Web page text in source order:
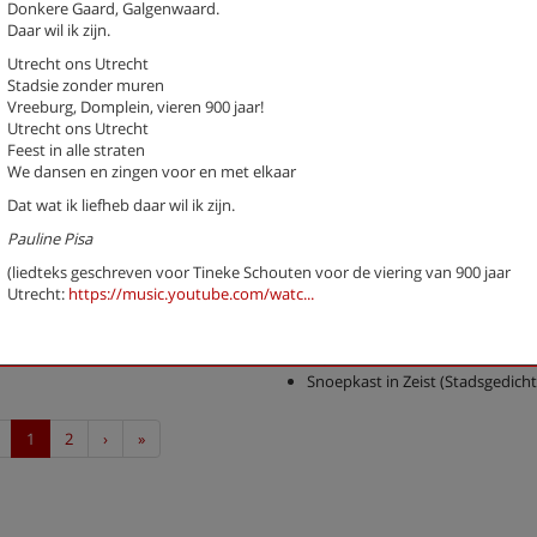
Paviljoen Den Dolder (2)
Snoepkast in Zeist
1 2 ›Next»Last
Donkere Gaard, Galgenwaard.
Daar wil ik zijn.
Utrecht ons Utrecht
Stadsie zonder muren
Vreeburg, Domplein, vieren 900 jaar!
Utrecht ons Utrecht
Feest in alle straten
We dansen en zingen voor en met elkaar
Dat wat ik liefheb daar wil ik zijn.
Pauline Pisa
(liedteks geschreven voor Tineke Schouten voor de viering van 900 jaar
Utrecht: https://music.youtube.com/watc...